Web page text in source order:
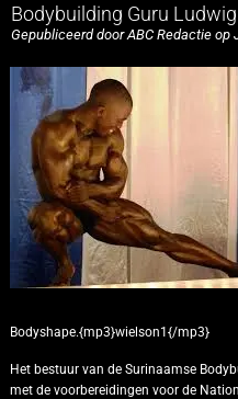
Bodybuilding Guru
Gepubliceerd door ABC Redactie op
Bodyshape.{mp3}wielson1{/mp3}
Het bestuur van de Surinaamse
met de voorbereidingen voor de